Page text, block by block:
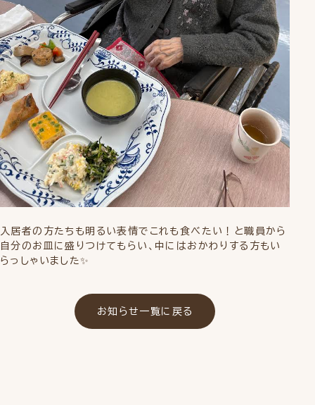
入居者の方たちも明るい表情でこれも食べたい！と職員から
自分のお皿に盛りつけてもらい、中にはおかわりする方もい
らっしゃいました✨
お知らせ一覧に戻る